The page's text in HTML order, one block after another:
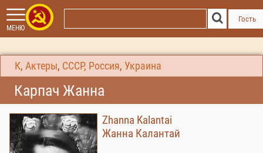
МЕНЮ
Гость
К, Актеры, СССР, Россия, Украина
Карпач Жанна
Zhanna Kalantai
Жанна Калантай